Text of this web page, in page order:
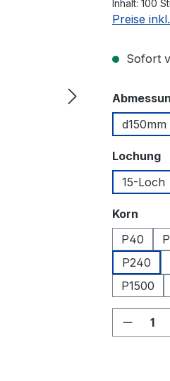
Inhalt: 100
Preise
Sofort
d150mm
Lochung
15-Loch
Korn
P40
P240
P1500